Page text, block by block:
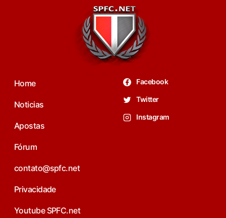
Home
Noticias
Apostas
Fórum
contato@spfc.net
Privacidade
Youtube SPFC.net
Facebook
Twitter
Instagram